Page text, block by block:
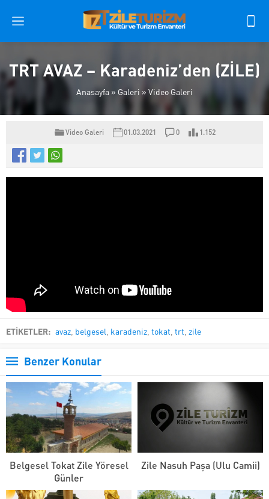
TRT AVAZ – Karadeniz’den (ZİLE)
Anasayfa » Galeri » Video Galeri
Video Galeri 01.03.2021 0 1.152
ETİKETLER: avaz belgesel karadeniz tokat trt zile
Benzer Konular
Belgesel Tokat Zile Yöresel
Günler
Zile Nasuh Paşa (Ulu Camii)